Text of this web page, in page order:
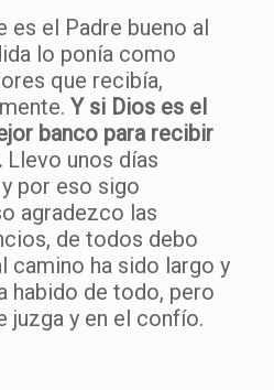
es el Padre bueno al
lo ponía como
que recibía,
Y si Dios es el
banco para recibir
Llevo unos días
por eso sigo
agradezco las
de todos debo
camino ha sido largo y
habido de todo, pero
juzga y en el confío.